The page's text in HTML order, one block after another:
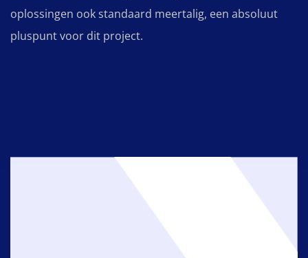
oplossingen ook standaard meertalig, een absoluut
pluspunt voor dit project.